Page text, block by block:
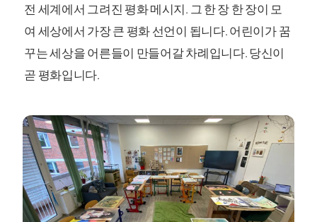
전 세계에서 그려진 평화 메시지. 그 한 장 한 장이 모
여 세상에서 가장 큰 평화 선언이 됩니다. 어린이가 꿈
꾸는 세상을 어른들이 만들어갈 차례입니다. 당신이
곧 평화입니다.